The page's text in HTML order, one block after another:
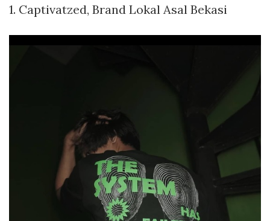
1. Captivatzed, Brand Lokal Asal Bekasi